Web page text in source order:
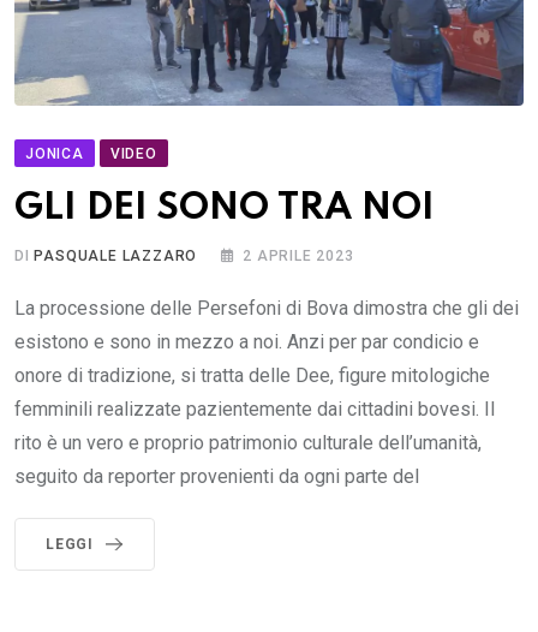
JONICA VIDEO
GLI DEI SONO TRA NOI
DIPASQUALE LAZZARO 2 APRILE 2023
La processione delle Persefoni di Bova dimostra che gli dei
esistono e sono in mezzo a noi. Anzi per par condicio e
onore di tradizione, si tratta delle Dee, figure mitologiche
femminili realizzate pazientemente dai cittadini bovesi. Il
rito è un vero e proprio patrimonio culturale dell’umanità,
seguito da reporter provenienti da ogni parte del
LEGGI